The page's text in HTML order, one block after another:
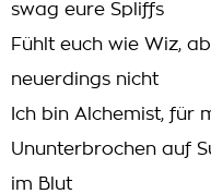
swag eure Spliffs
Fühlt euch wie Wiz,
neuerdings nicht
Ich bin Alchemist, für
Ununterbrochen auf
im Blut